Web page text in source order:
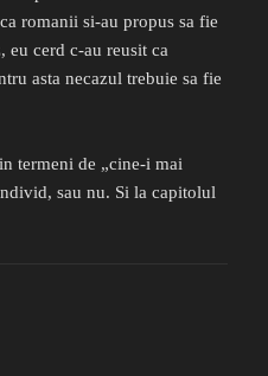
romanii si-au propus sa fie
eu cerd c-au reusit ca
asta necazul trebuie sa fie
termeni de „cine-i mai
sau nu. Si la capitolul